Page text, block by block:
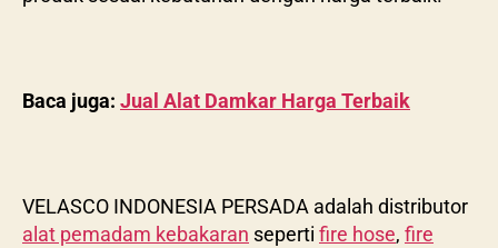
Baca juga: Jual Alat Damkar Harga Terbaik
VELASCO INDONESIA PERSADA adalah distributor
alat pemadam kebakaran seperti fire hose, fire